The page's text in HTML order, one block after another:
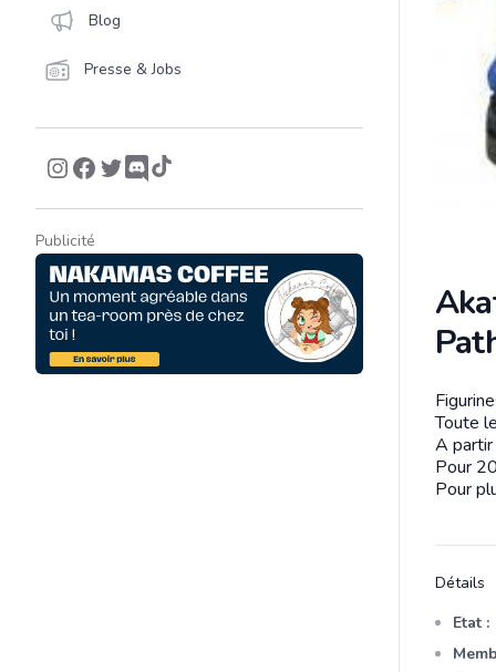
Blog
Presse & Jobs
Publicité
Toute
A
Pour
Pour
Détails
Etat :